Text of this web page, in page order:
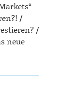
neue